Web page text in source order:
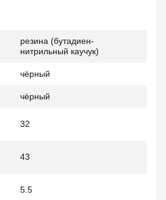
резина (бутадиен-
нитрильный каучук)
чёрный
чёрный
32
43
5.5